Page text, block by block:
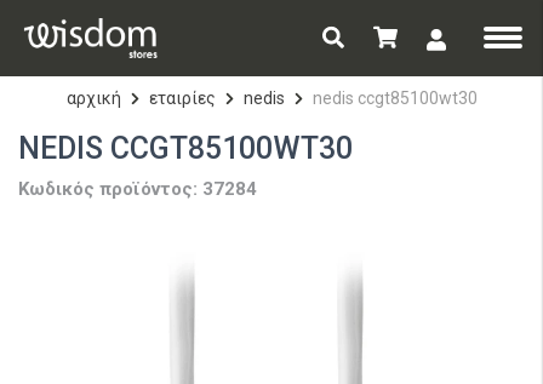
αρχική εταιρίες nedis nedis ccgt85100wt30
NEDIS CCGT85100WT30
Κωδικός προϊόντος: 37284